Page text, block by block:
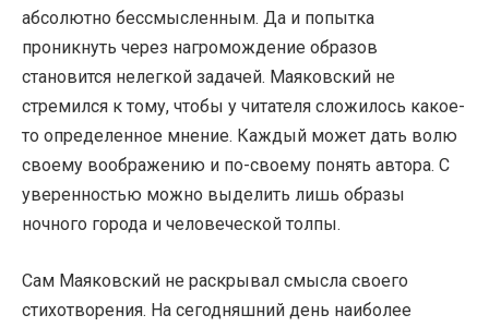
абсолютно бессмысленным. Да и попытка
проникнуть через нагромождение образов
становится нелегкой задачей. Маяковский не
стремился к тому, чтобы у читателя сложилось какое-
то определенное мнение. Каждый может дать волю
своему воображению и по-своему понять автора. С
уверенностью можно выделить лишь образы
ночного города и человеческой толпы.
Сам Маяковский не раскрывал смысла своего
стихотворения. На сегодняшний день наиболее